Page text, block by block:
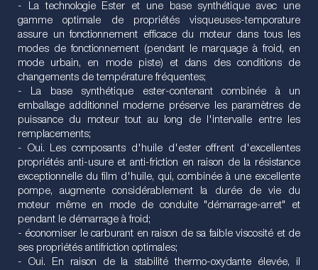
- La technologie Ester et une base synthétique avec une
gamme optimale de propriétés visqueuses-temporature
assure un fonctionnement efficace du moteur dans tous les
modes de fonctionnement (pendant le marquage à froid, en
mode urbain, en mode piste) et dans des conditions de
changements de température fréquentes;
- La base synthétique ester-contenant combinée à un
emballage additionnel moderne préserve les paramètres de
puissance du moteur tout au long de l'intervalle entre les
remplacements;
- Oui. Les composants d'huile d'ester offrent d'excellentes
propriétés anti-usure et anti-friction en raison de la résistance
exceptionnelle du film d'huile, qui, combinée à une excellente
pompe, augmente considérablement la durée de vie du
moteur même en mode de conduite "démarrage-arret" et
pendant le démarrage à froid;
- économiser le carburant en raison de sa faible viscosité et de
ses propriétés antifriction optimales;
- Oui. En raison de la stabilité thermo-oxydante élevée, il